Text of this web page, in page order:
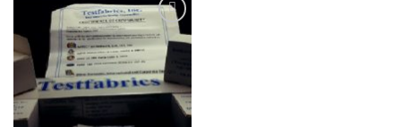
Add to
Wishlist